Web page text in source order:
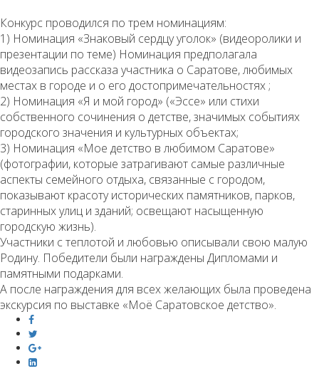
Конкурс проводился по трем номинациям:
1) Номинация «Знаковый сердцу уголок» (видеоролики и
презентации по теме) Номинация предполагала
видеозапись рассказа участника о Саратове, любимых
местах в городе и о его достопримечательностях ;
2) Номинация «Я и мой город» («Эссе» или стихи
собственного сочинения о детстве, значимых событиях
городского значения и культурных объектах;
3) Номинация «Мое детство в любимом Саратове»
(фотографии, которые затрагивают самые различные
аспекты семейного отдыха, связанные с городом,
показывают красоту исторических памятников, парков,
старинных улиц и зданий; освещают насыщенную
городскую жизнь).
Участники с теплотой и любовью описывали свою малую
Родину. Победители были награждены Дипломами и
памятными подарками.
А после награждения для всех желающих была проведена
экскурсия по выставке «Моё Саратовское детство».